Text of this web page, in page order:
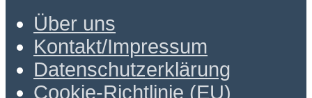
Über uns
Kontakt/Impressum
Datenschutzerklärung
Cookie-Richtlinie (EU)